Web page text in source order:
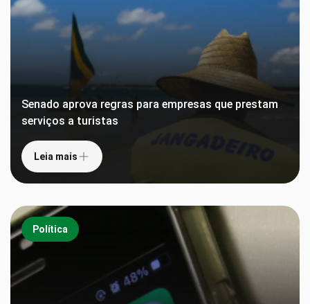
Senado aprova regras para empresas que prestam
serviços a turistas
Leia mais
Política